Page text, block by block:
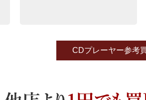
CDプレーヤー参考